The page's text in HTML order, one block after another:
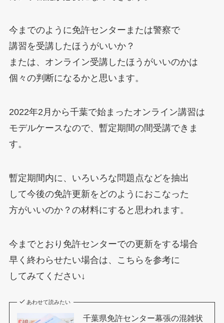
今までのように免許センターまたは警察で
講習を受講したほうがいいか？
または、オンライン受講したほうがいいのかは
個々の判断になるかと思います。
2022年2月から千葉で始まったオンライン講習は
モデルケースなので、暫定期間の間受講できま
す。
暫定期間内に、いろいろな問題点などを抽出
して今後の免許更新をどのようにおこなった
方がいいのか？の材料にすると思われます。
今までとおり免許センターでの更新をする場合
早く終わらせたい場合は、こちらを参考に
してみてください↓
あわせて読みたい
千葉県免許センター幕張の混雑状